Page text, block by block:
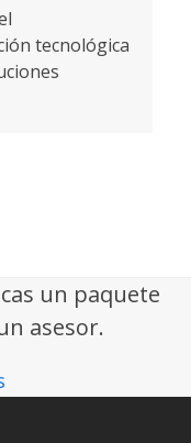
tecnológica
un paquete
asesor.